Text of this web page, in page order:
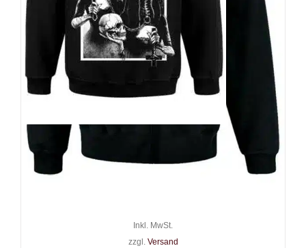
Hysteria Ink Zip-Hoody
Screaming Demons Eva My
Inkl. MwSt.
zzgl. Versand